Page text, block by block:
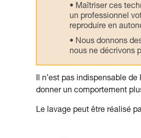
Maîtriser ces
un professionnel
reproduire en
Nous donnons
nous ne décrivons
Il n’est pas indispensable
donner un comportement
Le lavage peut être réalisé